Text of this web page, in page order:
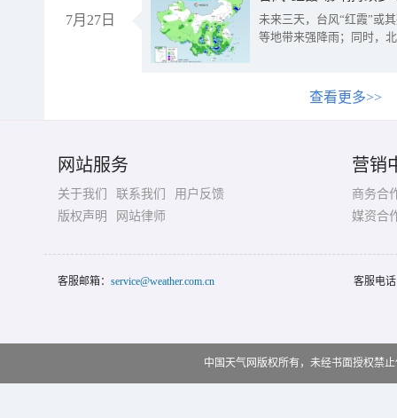
7月27日
未来三天，台风“红霞”或
等地带来强降雨；同时，
查看更多>>
网站服务
关于我们 联系我们
用户反馈
版权声明
网站律师
营销
商务合
媒资合
客服邮箱： service@weather.com.cn 客服电
中国天气网版权所有，未经书面授权